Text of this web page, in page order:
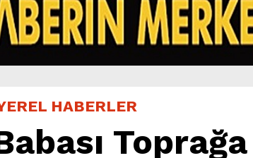
HABERLER
Toprağa